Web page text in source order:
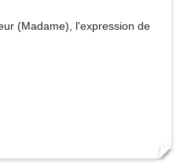
(Madame), l'expression de